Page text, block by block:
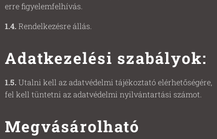
erre figyelemfelhívás.
1.4. Rendelkezésre állás.
Adatkezelési szabályok:
1.5. Utalni kell az adatvédelmi tájékoztató elérhetőségére,
fel kell tüntetni az adatvédelmi nyilvántartási számot.
Megvásárolható